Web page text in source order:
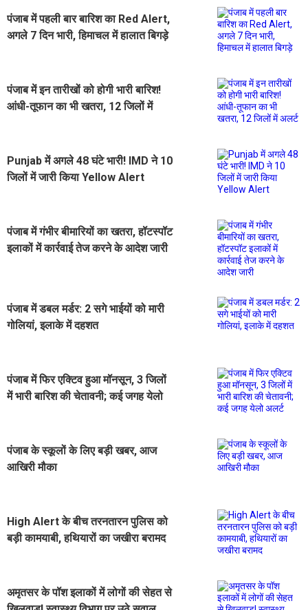
पंजाब में पहली बार बारिश का Red Alert,
अगले 7 दिन भारी, हिमाचल में हालात बिगड़े
पंजाब में इन तारीखों को होगी भारी बारिश!
आंधी-तूफान का भी खतरा, 12 जिलों में
Punjab में अगले 48 घंटे भारी! IMD ने 10
जिलों में जारी किया Yellow Alert
पंजाब में गंभीर बीमारियों का खतरा, हॉटस्पॉट
इलाकों में कार्रवाई तेज करने के आदेश जारी
पंजाब में डबल मर्डर: 2 सगे भाईयों को मारी
गोलियां, इलाके में दहशत
पंजाब में फिर एक्टिव हुआ मॉनसून, 3 जिलों
में भारी बारिश की चेतावनी; कई जगह येलो
पंजाब के स्कूलों के लिए बड़ी खबर, आज
आखिरी मौका
High Alert के बीच तरनतारन पुलिस को
बड़ी कामयाबी, हथियारों का जखीरा बरामद
अमृतसर के पॉश इलाकों में लोगों की सेहत से